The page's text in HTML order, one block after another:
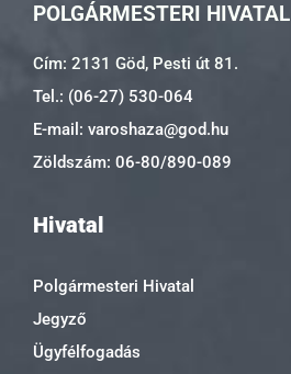
POLGÁRMESTERI HIVATAL
Cím: 2131 Göd, Pesti út 81.
Tel.: (06-27) 530-064
E-mail: varoshaza@god.hu
Zöldszám: 06-80/890-089
Hivatal
Polgármesteri Hivatal
Jegyző
Ügyfélfogadás